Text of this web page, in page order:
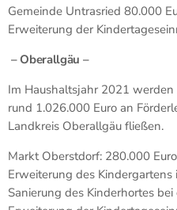
Gemeinde Untrasried 80.000
Erweiterung der
– Oberallgäu –
Im Haushaltsjahr 2021
rund 1.026.000 Euro an
Landkreis Oberallgäu fließen.
Markt Oberstdorf: 280.000 Euro
Erweiterung des
Sanierung des Kinderhortes